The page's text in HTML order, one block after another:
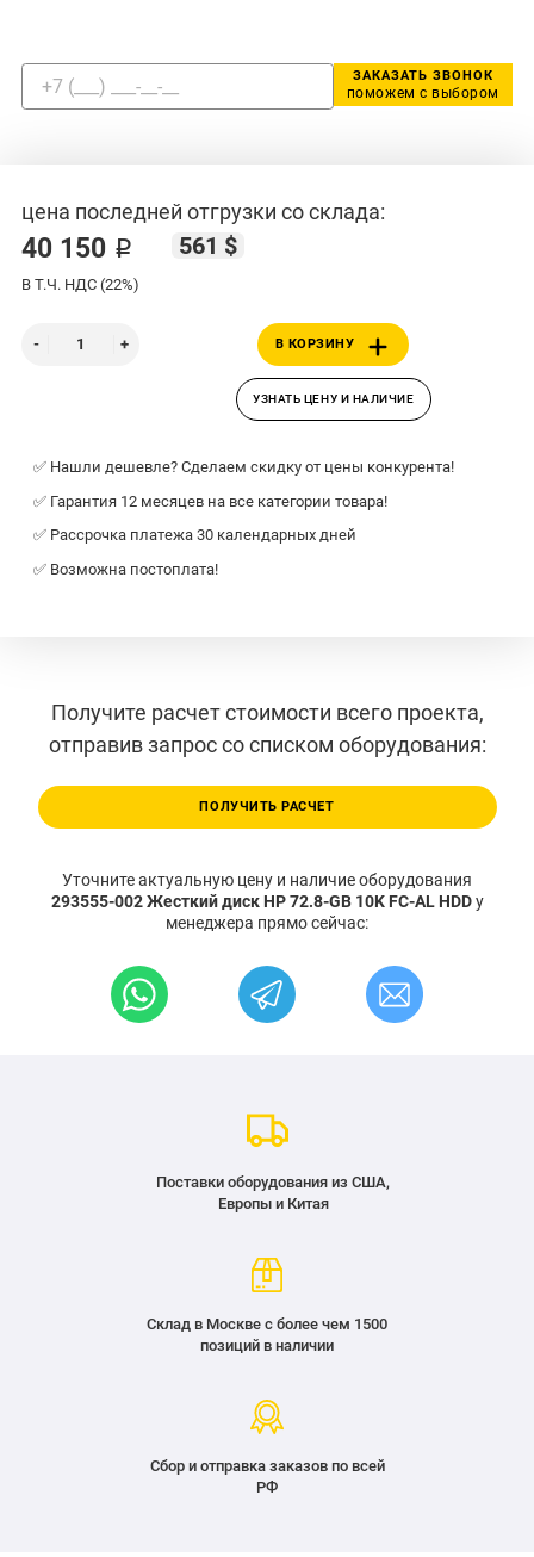
ЗАКАЗАТЬ ЗВОНОК
поможем с выбором
цена последней отгрузки со склада:
40 150 ₽ 561 $
В Т.Ч. НДС (22%)
В КОРЗИНУ
УЗНАТЬ ЦЕНУ И НАЛИЧИЕ
✅ Нашли дешевле? Сделаем скидку от цены конкурента!
✅ Гарантия 12 месяцев на все категории товара!
✅ Рассрочка платежа 30 календарных дней
✅ Возможна постоплата!
Получите расчет стоимости всего проекта,
отправив запрос со списком оборудования:
ПОЛУЧИТЬ РАСЧЕТ
Уточните актуальную цену и наличие оборудования
293555-002 Жесткий диск HP 72.8-GB 10K FC-AL HDDу
менеджера прямо сейчас:
Поставки оборудования из США,
Европы и Китая
Склад в Москве с более чем 1500
позиций в наличии
Сбор и отправка заказов по всей
РФ